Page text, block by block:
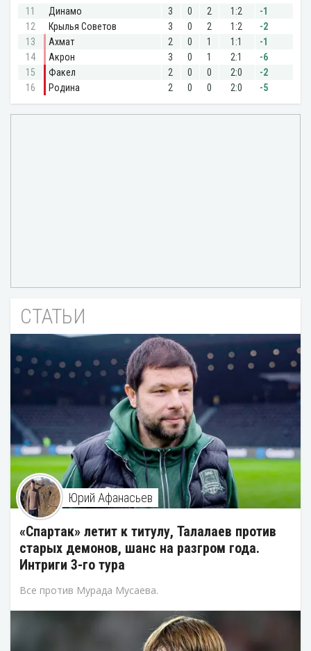
СТАТЬИ
Юрий Афанасьев
«Спартак» летит к титулу, Талалаев против
старых демонов, шанс на разгром года.
Интриги 3-го тура
Все против Мурада Мусаева.